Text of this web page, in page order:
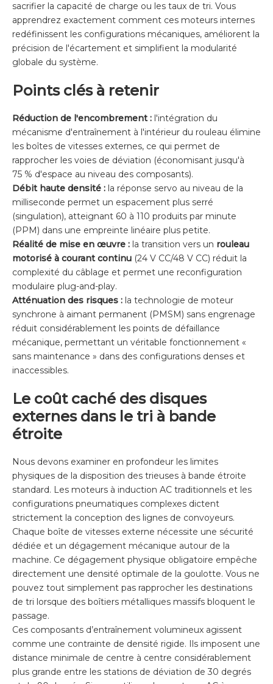
sacrifier la capacité de charge ou les taux de tri. Vous
apprendrez exactement comment ces moteurs internes
redéfinissent les configurations mécaniques, améliorent la
précision de l'écartement et simplifient la modularité
globale du système.
Points clés à retenir
Réduction de l'encombrement : l'intégration du
mécanisme d'entraînement à l'intérieur du rouleau élimine
les boîtes de vitesses externes, ce qui permet de
rapprocher les voies de déviation (économisant jusqu'à
75 % d'espace au niveau des composants).
Débit haute densité : la réponse servo au niveau de la
milliseconde permet un espacement plus serré
(singulation), atteignant 60 à 110 produits par minute
(PPM) dans une empreinte linéaire plus petite.
Réalité de mise en œuvre : la transition vers un rouleau
motorisé à courant continu (24 V CC/48 V CC) réduit la
complexité du câblage et permet une reconfiguration
modulaire plug-and-play.
Atténuation des risques : la technologie de moteur
synchrone à aimant permanent (PMSM) sans engrenage
réduit considérablement les points de défaillance
mécanique, permettant un véritable fonctionnement «
sans maintenance » dans des configurations denses et
inaccessibles.
Le coût caché des disques
externes dans le tri à bande
étroite
Nous devons examiner en profondeur les limites
physiques de la disposition des trieuses à bande étroite
standard. Les moteurs à induction AC traditionnels et les
configurations pneumatiques complexes dictent
strictement la conception des lignes de convoyeurs.
Chaque boîte de vitesses externe nécessite une sécurité
dédiée et un dégagement mécanique autour de la
machine. Ce dégagement physique obligatoire empêche
directement une densité optimale de la goulotte. Vous ne
pouvez tout simplement pas rapprocher les destinations
de tri lorsque des boîtiers métalliques massifs bloquent le
passage.
Ces composants d’entraînement volumineux agissent
comme une contrainte de densité rigide. Ils imposent une
distance minimale de centre à centre considérablement
plus grande entre les stations de déviation de 30 degrés